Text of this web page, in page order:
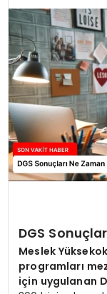
YAŞAM
DGS
Meslek
programları
için uygulanan